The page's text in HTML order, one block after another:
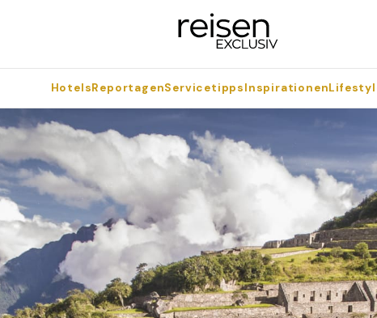
HotelsReportagenServicetippsInspirationen